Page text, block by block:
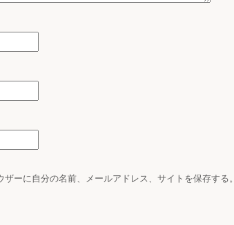
ーに自分の名前、メールアドレス、サイトを保存する。